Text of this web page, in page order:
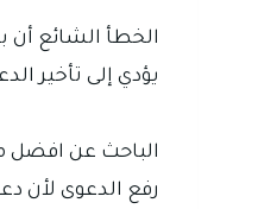
الخطأ الشائع
يؤدي إلى تأخير
الباحث عن افضل
رفع الدعوى لأن